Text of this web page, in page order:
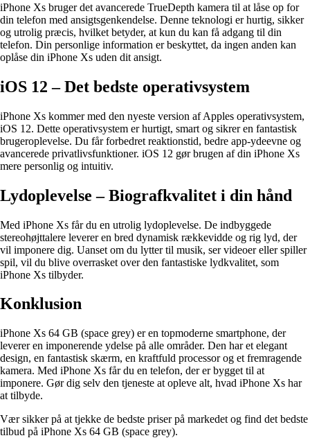
iPhone Xs bruger det avancerede TrueDepth kamera til at låse op for
din telefon med ansigtsgenkendelse. Denne teknologi er hurtig, sikker
og utrolig præcis, hvilket betyder, at kun du kan få adgang til din
telefon. Din personlige information er beskyttet, da ingen anden kan
oplåse din iPhone Xs uden dit ansigt.
iOS 12 – Det bedste operativsystem
iPhone Xs kommer med den nyeste version af Apples operativsystem,
iOS 12. Dette operativsystem er hurtigt, smart og sikrer en fantastisk
brugeroplevelse. Du får forbedret reaktionstid, bedre app-ydeevne og
avancerede privatlivsfunktioner. iOS 12 gør brugen af din iPhone Xs
mere personlig og intuitiv.
Lydoplevelse – Biografkvalitet i din hånd
Med iPhone Xs får du en utrolig lydoplevelse. De indbyggede
stereohøjttalere leverer en bred dynamisk rækkevidde og rig lyd, der
vil imponere dig. Uanset om du lytter til musik, ser videoer eller spiller
spil, vil du blive overrasket over den fantastiske lydkvalitet, som
iPhone Xs tilbyder.
Konklusion
iPhone Xs 64 GB (space grey) er en topmoderne smartphone, der
leverer en imponerende ydelse på alle områder. Den har et elegant
design, en fantastisk skærm, en kraftfuld processor og et fremragende
kamera. Med iPhone Xs får du en telefon, der er bygget til at
imponere. Gør dig selv den tjeneste at opleve alt, hvad iPhone Xs har
at tilbyde.
Vær sikker på at tjekke de bedste priser på markedet og find det bedste
tilbud på iPhone Xs 64 GB (space grey).